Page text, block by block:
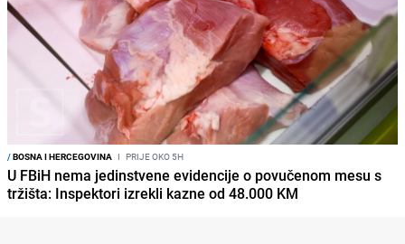
/BOSNA I HERCEGOVINA I PRIJE OKO 5H
U FBiH nema jedinstvene evidencije o povučenom mesu s
tržišta: Inspektori izrekli kazne od 48.000 KM